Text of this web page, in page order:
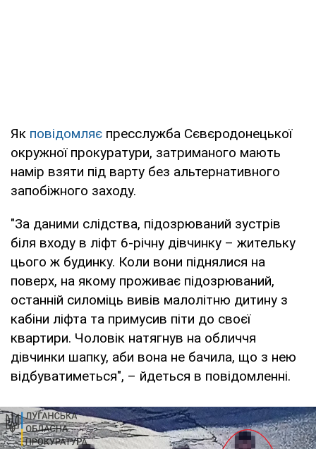
Як повідомляє пресслужба Сєвєродонецької
окружної прокуратури, затриманого мають
намір взяти під варту без альтернативного
запобіжного заходу.
"За даними слідства, підозрюваний зустрів
біля входу в ліфт 6-річну дівчинку – жительку
цього ж будинку. Коли вони піднялися на
поверх, на якому проживає підозрюваний,
останній силоміць вивів малолітню дитину з
кабіни ліфта та примусив піти до своєї
квартири. Чоловік натягнув на обличчя
дівчинки шапку, аби вона не бачила, що з нею
відбуватиметься", – йдеться в повідомленні.